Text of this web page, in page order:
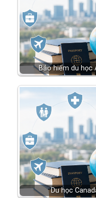
Bảo hiểm du học
Du học